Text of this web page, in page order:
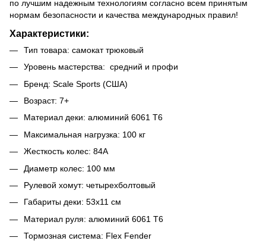
по лучшим надежным технологиям согласно всем принятым
нормам безопасности и качества международных правил!
Характеристики:
Тип товара: самокат трюковый
Уровень мастерства: средний и профи
Бренд: Scale Sports (США)
Возраст: 7+
Материал деки: алюминий 6061 T6
Максимальная нагрузка: 100 кг
Жесткость колес: 84А
Диаметр колес: 100 мм
Рулевой хомут: четырехболтовый
Габариты деки: 53х11 см
Материал руля: алюминий 6061 Т6
Тормозная система: Flex Fender